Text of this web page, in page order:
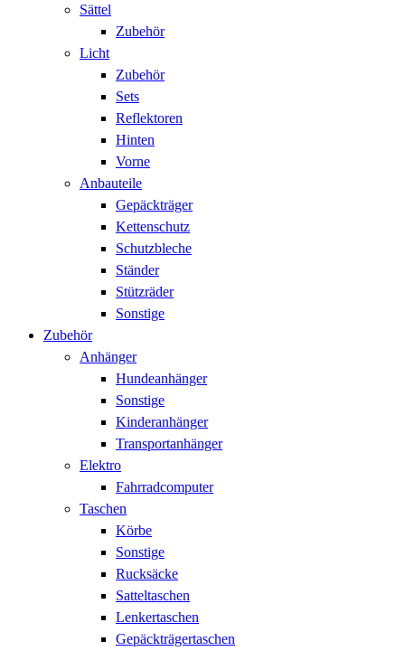
Sättel
Zubehör
Licht
Zubehör
Sets
Reflektoren
Hinten
Vorne
Anbauteile
Gepäckträger
Kettenschutz
Schutzbleche
Ständer
Stützräder
Sonstige
Zubehör
Anhänger
Hundeanhänger
Sonstige
Kinderanhänger
Transportanhänger
Elektro
Fahrradcomputer
Taschen
Körbe
Sonstige
Rucksäcke
Satteltaschen
Lenkertaschen
Gepäckträgertaschen